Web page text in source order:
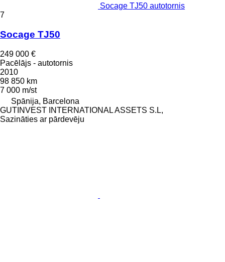
Socage TJ50 autotornis
7
Socage TJ50
249 000 €
Pacēlājs - autotornis
2010
98 850 km
7 000 m/st
Spānija, Barcelona
GUTINVEST INTERNATIONAL ASSETS S.L,
Sazināties ar pārdevēju